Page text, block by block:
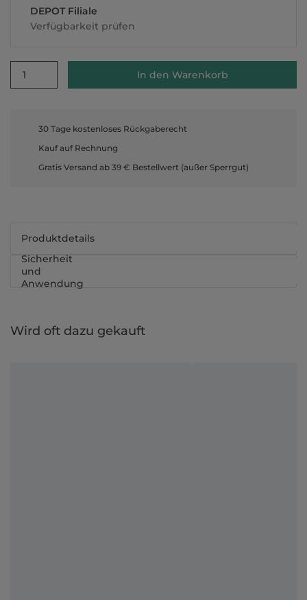
DEPOT Filiale
Verfügbarkeit prüfen
1 In den Warenkorb
30 Tage kostenloses Rückgaberecht
Kauf auf Rechnung
Gratis Versand ab 39 € Bestellwert (außer Sperrgut)
Produktdetails
Sicherheit
und
Anwendung
Wird oft dazu gekauft